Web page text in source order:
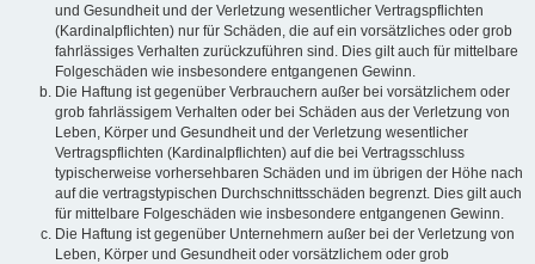
und Gesundheit und der Verletzung wesentlicher Vertragspflichten
(Kardinalpflichten) nur für Schäden, die auf ein vorsätzliches oder grob
fahrlässiges Verhalten zurückzuführen sind. Dies gilt auch für mittelbare
Folgeschäden wie insbesondere entgangenen Gewinn.
Die Haftung ist gegenüber Verbrauchern außer bei vorsätzlichem oder
grob fahrlässigem Verhalten oder bei Schäden aus der Verletzung von
Leben, Körper und Gesundheit und der Verletzung wesentlicher
Vertragspflichten (Kardinalpflichten) auf die bei Vertragsschluss
typischerweise vorhersehbaren Schäden und im übrigen der Höhe nach
auf die vertragstypischen Durchschnittsschäden begrenzt. Dies gilt auch
für mittelbare Folgeschäden wie insbesondere entgangenen Gewinn.
Die Haftung ist gegenüber Unternehmern außer bei der Verletzung von
Leben, Körper und Gesundheit oder vorsätzlichem oder grob